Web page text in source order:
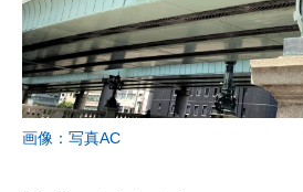
画像：写真AC